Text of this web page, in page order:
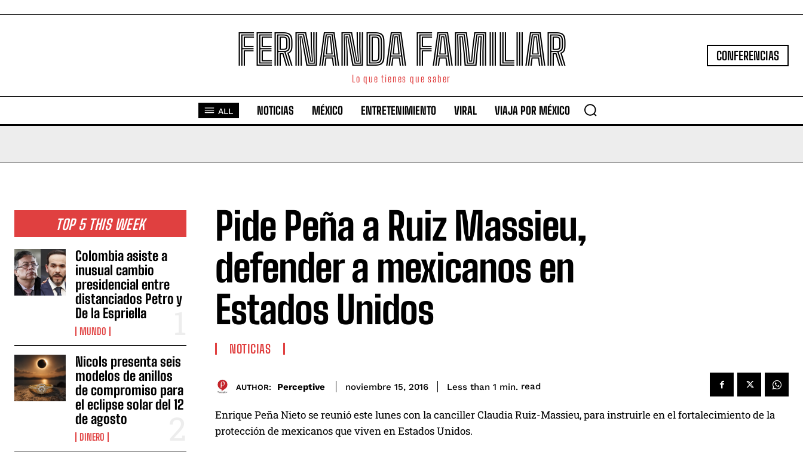
FERNANDA FAMILIAR
Lo que tienes que saber
CONFERENCIAS
ALL NOTICIAS MÉXICO ENTRETENIMIENTO VIRAL VIAJA POR MÉXICO
TOP 5 THIS WEEK
Colombia asiste a
inusual cambio
presidencial entre
distanciados Petro y
De la Espriella
MUNDO
Nicols presenta seis
modelos de anillos
de compromiso para
el eclipse solar del 12
de agosto
DINERO
Pide Peña a Ruiz Massieu,
defender a mexicanos en
Estados Unidos
NOTICIAS
AUTHOR: Perceptive noviembre 15, 2016 Less than 1 min. read
Enrique Peña Nieto se reunió este lunes con la canciller Claudia Ruiz-Massieu, para instruirle en el fortalecimiento de la
protección de mexicanos que viven en Estados Unidos.